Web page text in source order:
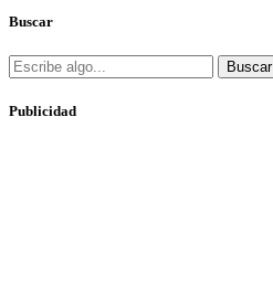
Buscar
Buscar
Publicidad